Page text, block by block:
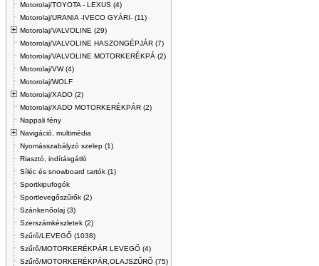
Motorolaj/TOYOTA - LEXUS (4)
Motorolaj/URANIA -IVECO GYÁRI- (11)
Motorolaj/VALVOLINE (29)
Motorolaj/VALVOLINE HASZONGÉPJÁR (7)
Motorolaj/VALVOLINE MOTORKERÉKPÁ (2)
Motorolaj/VW (4)
Motorolaj/WOLF
Motorolaj/XADO (2)
Motorolaj/XADO MOTORKERÉKPÁR (2)
Nappali fény
Navigáció, multimédia
Nyomásszabályzó szelep (1)
Riasztó, indításgátló
Síléc és snowboard tartók (1)
Sportkipufogók
Sportlevegőszűrők (2)
Szánkenőolaj (3)
Szerszámkészletek (2)
Szűrő/LEVEGŐ (1038)
Szűrő/MOTORKERÉKPÁR LEVEGŐ (4)
Szűrő/MOTORKERÉKPÁR,OLAJSZŰRŐ (75)